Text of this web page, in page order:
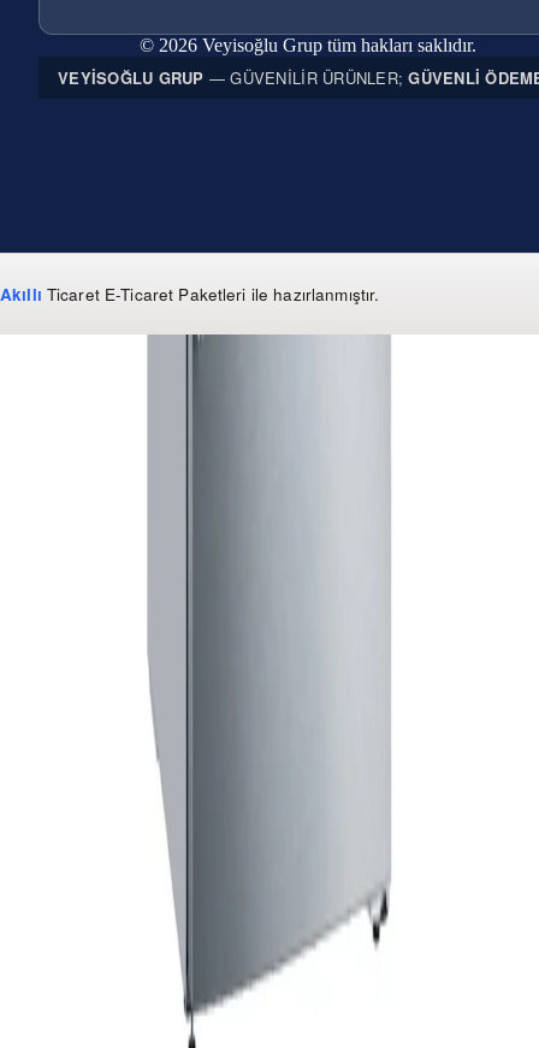
© 2026 Veyisoğlu Grup tüm hakları saklıdır.
VEYISOĞLU GRUP — GÜVENILIR ÜRÜNLER;GÜVENLI
Akıllı Ticaret E-Ticaret Paketleri ile hazırlanmıştır.